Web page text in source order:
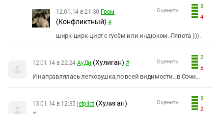
3
4
Оценить:
12.01.14 в 21:30 Гром
(Конфликтный) #
ширк-цирк-цирт с гусём или индюком. Ляпота ))).
2
5
Оценить:
12.01.14 в 22:24 АуДи (Хулиган) #
И направлялась легковушка,по всей видимости...в Сочи...
3
2
Оценить:
13.01.14 в 12:35 jetpilot (Хулиган)